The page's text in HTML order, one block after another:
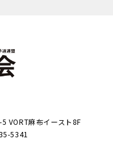
VORT麻布イースト8F
5341